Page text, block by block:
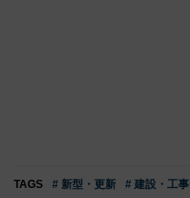
TAGS # 新型・更新 # 建設・工事